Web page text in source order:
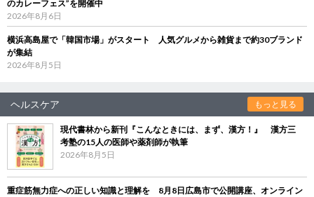
のカレーフェス”を開催中
2026年8月6日
横浜高島屋で「韓国市場」がスタート 人気グルメから雑貨まで約30ブランド
が集結
2026年8月5日
ヘルスケア もっと見る
現代書林から新刊『こんなときには、まず、漢方！』 漢方三
考塾の15人の医師や薬剤師が執筆
2026年8月5日
重症筋無力症への正しい知識と理解を 8月8日広島市で公開講座、オンライン